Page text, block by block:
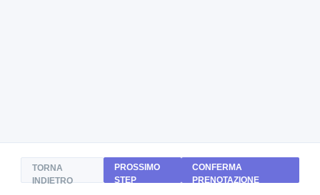
TORNA
INDIETRO
PROSSIMO
STEP
CONFERMA
PRENOTAZIONE